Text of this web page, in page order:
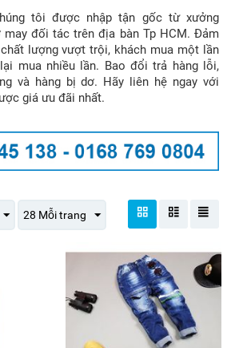
tôi được nhập tận gốc từ xưởng
đối tác trên địa bàn Tp HCM. Đảm
lượng vượt trội, khách mua một lần
mua nhiều lần. Bao đổi trả hàng lỗi,
và hàng bị dơ. Hãy liên hệ ngay với
giá ưu đãi nhất.
28 Mỗi trang